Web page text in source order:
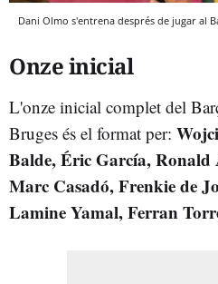
Dani Olmo s'entrena després de jugar al
Onze inicial
L'onze inicial complet del
Bruges és el format per:
Balde, Éric García,
Marc Casadó, Frenkie de
Lamine Yamal, Ferran